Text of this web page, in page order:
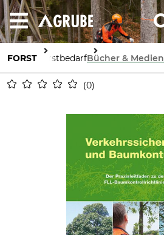
FORST ForstbedarfBücher & Medien
0